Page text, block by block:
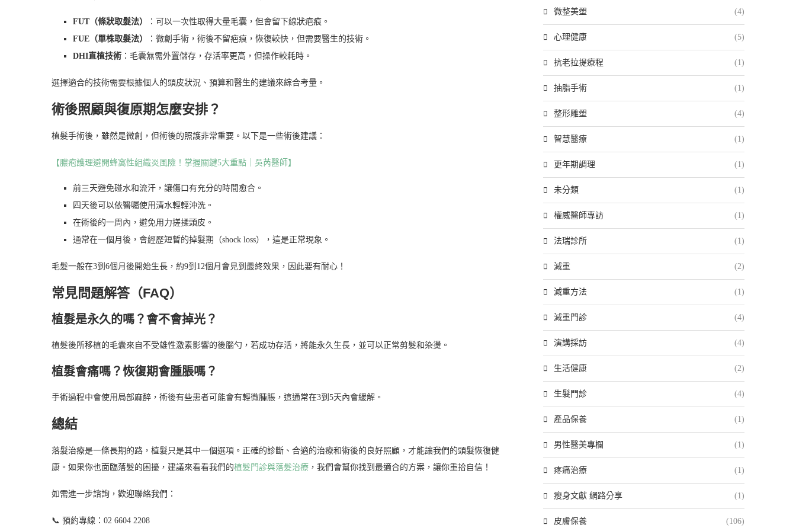
FUT（條狀取髮法）
：可以一次性取得大量毛囊，但會留下線狀疤痕。
FUE（單株取髮法）
：微創手術，術後不留疤痕，恢復較快，但需要醫生的技術。
DHI直植技術 ：毛囊無需外置儲存，存活率更高，但操作較耗時。
選擇適合的技術需要根據個人的頭皮狀況、預算和醫生的建議來綜合考量。
術後照顧與復原期怎麼安排？
植髮手術後，雖然是微創，但術後的照護非常重要。以下是一些術後建議：
【膿疱護理避開蜂窩性組織炎風險！掌握關鍵5大重點｜吳芮醫師】
前三天避免碰水和流汗，讓傷口有充分的時間愈合。
四天後可以依醫囑使用清水輕輕沖洗。
在術後的一周內，避免用力搓揉頭皮。
通常在一個月後，會經歷短暫的掉髮期（shock loss），這是正常現象。
毛髮一般在3到6個月後開始生長，約9到12個月會見到最終效果，因此要有耐心！
常見問題解答（FAQ）
植髮是永久的嗎？會不會掉光？
植髮後所移植的毛囊來自不受雄性激素影響的後腦勺，若成功存活，將能永久生長，並可以正常剪髮和染燙。
植髮會痛嗎？恢復期會腫脹嗎？
手術過程中會使用局部麻醉，術後有些患者可能會有輕微腫脹，這通常在3到5天內會緩解。
總結
落髮治療是一條長期的路，植髮只是其中一個選項。正確的診斷、合適的治療和術後的良好照顧，才能讓我們的頭髮恢復健
康。如果你也面臨落髮的困擾，建議來看看我們的植髮門診與落髮治療 ，我們會幫你找到最適合的方案，讓你重拾自信！
如需進一步諮詢，歡迎聯絡我們：
📞 預約專線：02 6604 2208
微整美塑 (4)
心理健康 (5)
抗老拉提療程 (1)
抽脂手術 (1)
整形雕塑 (4)
智慧醫療 (1)
更年期調理 (1)
未分類 (1)
權威醫師專訪 (1)
法瑞診所 (1)
減重 (2)
減重方法 (1)
減重門診 (4)
演講採訪 (4)
生活健康 (2)
生髮門診 (4)
產品保養 (1)
男性醫美專欄 (1)
疼痛治療 (1)
瘦身文獻 網路分享 (1)
皮膚保養 (106)